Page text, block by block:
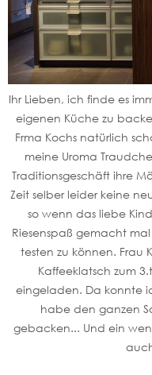
Ihr Lieben, ich finde es
eigenen Küche zu
Frma Kochs natürlich
meine Uroma
Traditionsgeschäft ihre
Zeit selber leider keine
so wenn das liebe
Riesenspaß gemacht
testen zu können. Frau
Kaffeeklatsch zum
eingeladen. Da konnte
habe den ganzen
gebacken... Und ein